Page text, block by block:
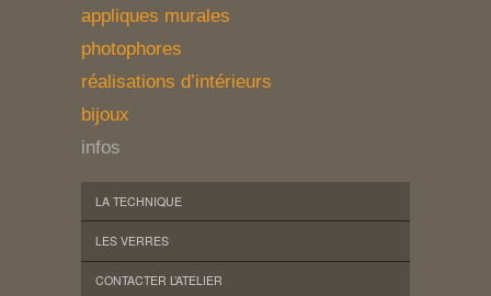
appliques murales
photophores
réalisations d’intérieurs
bijoux
infos
LA TECHNIQUE
LES VERRES
CONTACTER L’ATELIER